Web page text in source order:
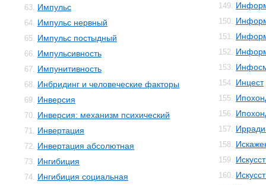
63. Импульс
64. Импульс нервный
65. Импульс постыдный
66. Импульсивность
67. Импунитивность
68. Инбридинг и человеческие факторы
69. Инверсия
70. Инверсия: механизм психический
71. Инвертация
72. Инвертация абсолютная
73. Ингибиция
74. Ингибиция социальная
149.
150.
151.
152.
153.
154. Инцест
155.
156.
157.
158.
159.
160.